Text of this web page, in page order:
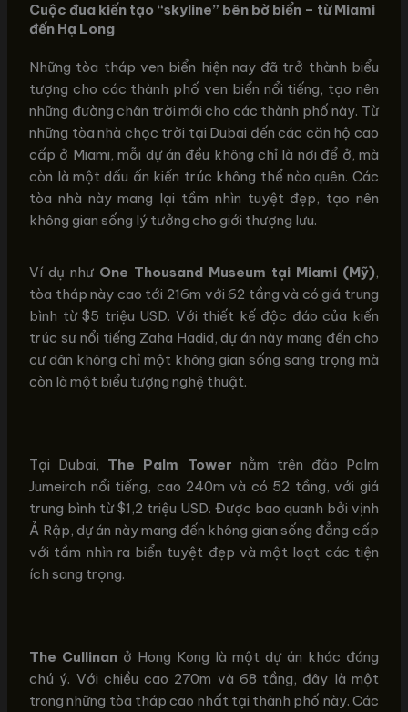
Cuộc đua kiến tạo “skyline” bên bờ biển – từ Miami
đến Hạ Long
Những tòa tháp ven biển hiện nay đã trở thành biểu
tượng cho các thành phố ven biển nổi tiếng, tạo nên
những đường chân trời mới cho các thành phố này. Từ
những tòa nhà chọc trời tại Dubai đến các căn hộ cao
cấp ở Miami, mỗi dự án đều không chỉ là nơi để ở, mà
còn là một dấu ấn kiến trúc không thể nào quên. Các
tòa nhà này mang lại tầm nhìn tuyệt đẹp, tạo nên
không gian sống lý tưởng cho giới thượng lưu.
Ví dụ như One Thousand Museum tại Miami (Mỹ),
tòa tháp này cao tới 216m với 62 tầng và có giá trung
bình từ $5 triệu USD. Với thiết kế độc đáo của kiến
trúc sư nổi tiếng Zaha Hadid, dự án này mang đến cho
cư dân không chỉ một không gian sống sang trọng mà
còn là một biểu tượng nghệ thuật.
Tại Dubai, The Palm Tower nằm trên đảo Palm
Jumeirah nổi tiếng, cao 240m và có 52 tầng, với giá
trung bình từ $1,2 triệu USD. Được bao quanh bởi vịnh
Ả Rập, dự án này mang đến không gian sống đẳng cấp
với tầm nhìn ra biển tuyệt đẹp và một loạt các tiện
ích sang trọng.
The Cullinan ở Hong Kong là một dự án khác đáng
chú ý. Với chiều cao 270m và 68 tầng, đây là một
trong những tòa tháp cao nhất tại thành phố này. Các